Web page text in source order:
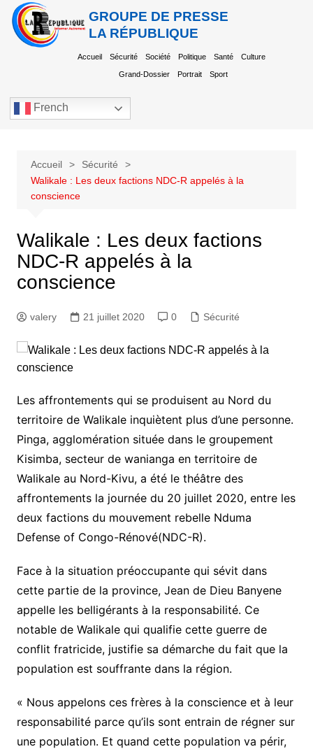
GROUPE DE PRESSE
LA RÉPUBLIQUE
Accueil Sécurité Société Politique Santé Culture
Grand-Dossier Portrait Sport
French
Accueil
Sécurité
Walikale : Les deux factions NDC-R appelés à la
conscience
Walikale : Les deux factions
NDC-R appelés à la
conscience
valery 21 juillet 2020 0 Sécurité
Les affrontements qui se produisent au Nord du
territoire de Walikale inquiètent plus d’une personne.
Pinga, agglomération située dans le groupement
Kisimba, secteur de wanianga en territoire de
Walikale au Nord-Kivu, a été le théâtre des
affrontements la journée du 20 juillet 2020, entre les
deux factions du mouvement rebelle Nduma
Defense of Congo-Rénové(NDC-R).
Face à la situation préoccupante qui sévit dans
cette partie de la province, Jean de Dieu Banyene
appelle les belligérants à la responsabilité. Ce
notable de Walikale qui qualifie cette guerre de
conflit fratricide, justifie sa démarche du fait que la
population est souffrante dans la région.
« Nous appelons ces frères à la conscience et à leur
responsabilité parce qu’ils sont entrain de régner sur
une population. Et quand cette population va périr,